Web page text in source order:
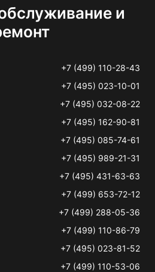
и
+7 (499) 110-28-43
+7 (495) 023-10-01
+7 (495) 032-08-22
+7 (495) 162-90-81
+7 (495) 085-74-61
+7 (495) 989-21-31
+7 (495) 431-63-63
+7 (499) 653-72-12
+7 (499) 288-05-36
+7 (499) 110-86-79
+7 (495) 023-81-52
+7 (499) 110-53-06